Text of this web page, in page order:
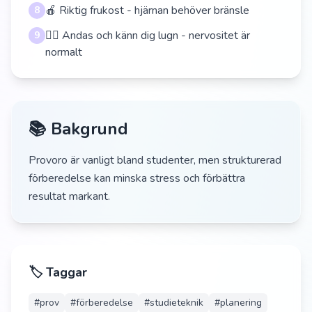
8 🍎 Riktig frukost - hjärnan behöver bränsle
9 🧘‍♀️ Andas och känn dig lugn - nervositet är
normalt
📚 Bakgrund
Provoro är vanligt bland studenter, men strukturerad
förberedelse kan minska stress och förbättra
resultat markant.
🏷️ Taggar
#prov #förberedelse #studieteknik #planering